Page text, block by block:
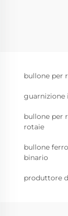
bullone per
guarnizione
bullone per
rotaie
bullone
binario
produttore